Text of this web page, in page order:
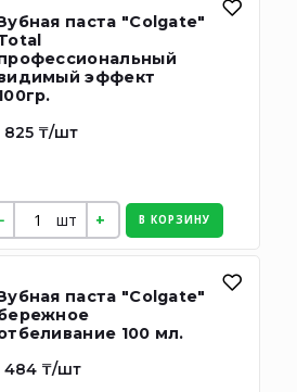
паста "Colgate"
эффект
825 ₸/шт
шт В КОРЗИНУ
паста "Colgate"
100 мл.
484 ₸/шт